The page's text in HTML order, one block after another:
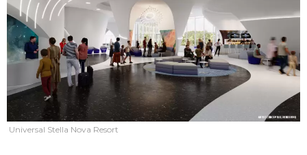
Universal Stella Nova Resort